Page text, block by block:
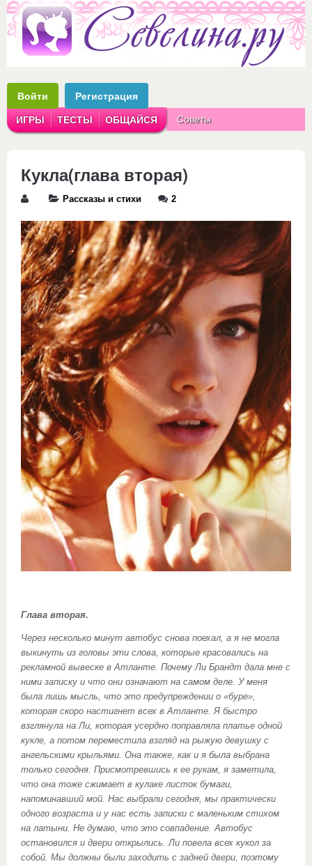
Войти Регистрация
ИГРЫ ТЕСТЫ ОБЩАЙСЯ Советы
Кукла(глава вторая)
Рассказы и стихи 2
Глава вторая.
Через несколько минут автобус снова поехал, а я не могла
выкинуть из головы эти слова, которые красовались на
рекламной вывеске в Атланте. Почему Ли Брандт дала мне с
ними записку и что они означают на самом деле. У меня
была лишь мысль, что это предупреждении о «буре»,
которая скоро настигнет всех в Атланте. Я быстро
взглянула на Ли, которая усердно поправляла платье одной
кукле, а потом переместила взгляд на рыжую девушку с
ангельскими крыльями. Она также, как и я была выбрана
только сегодня. Присмотревшись к ее рукам, я заметила,
что она тоже сжимает в кулаке листок бумаги,
напоминавший мой. Нас выбрали сегодня, мы практически
одного возраста и у нас есть записки с маленьким стихом
на латыни. Не думаю, что это совпадение. Автобус
остановился и двери открылись. Ли повела всех кукол за
собой. Мы должны были заходить с задней двери, поэтому